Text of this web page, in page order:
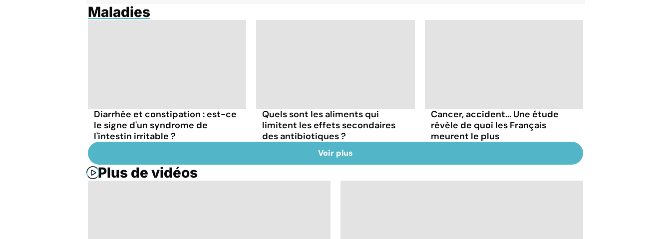
Maladies
Diarrhée et constipation : est-ce
le signe d'un syndrome de
l'intestin irritable ?
Quels sont les aliments qui
limitent les effets secondaires
des antibiotiques ?
Cancer, accident... Une étude
révèle de quoi les Français
meurent le plus
Voir plus
Plus de vidéos